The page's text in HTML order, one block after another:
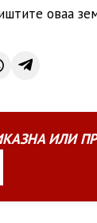
оваа
ИЛИ